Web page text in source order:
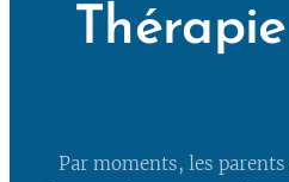
Par moments, les